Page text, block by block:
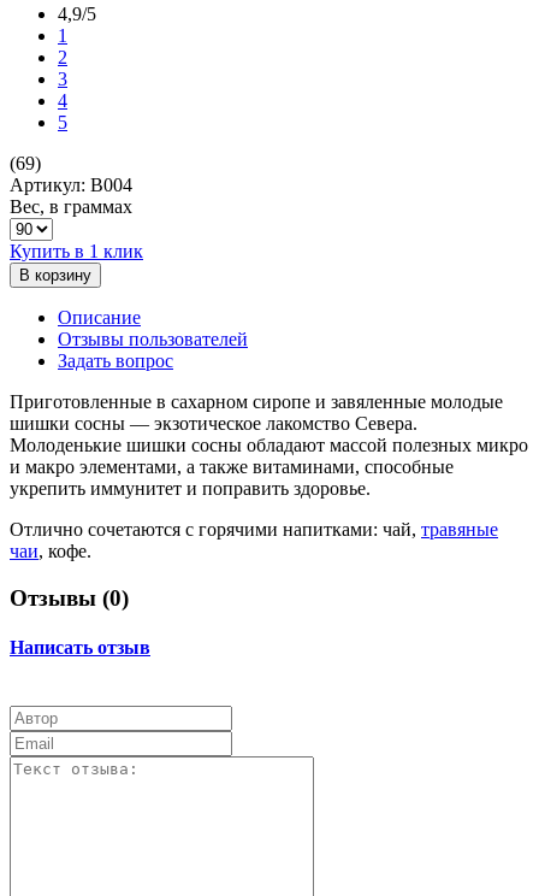
4,9/5
1
2
3
4
5
(69)
Артикул: B004
Вес, в граммах
Купить в 1 клик
В корзину
Описание
Отзывы пользователей
Задать вопрос
Приготовленные в сахарном сиропе и завяленные молодые
шишки сосны — экзотическое лакомство Севера.
Молоденькие шишки сосны обладают массой полезных микро
и макро элементами, а также витаминами, способные
укрепить иммунитет и поправить здоровье.
Отлично сочетаются с горячими напитками: чай, травяные
чаи, кофе.
Отзывы (0)
Написать отзыв